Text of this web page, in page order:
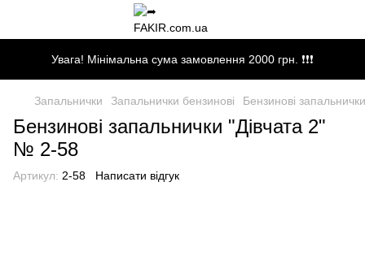
Увага! Мінімальна сума замовлення 2000 грн. ❗❗❗
Запальнички Запальнички бензинові Бензинові
Бензинові запальнички "Дівчата 2"
№ 2-58
Артикул: 2-58 Написати відгук